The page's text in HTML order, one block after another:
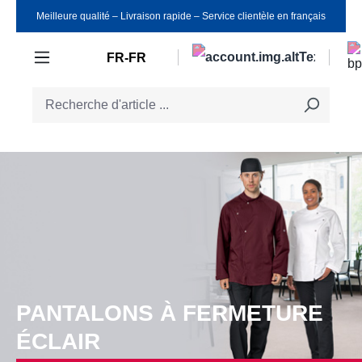
Passer au contenu principal
Meilleure qualité ‒ Livraison rapide ‒ Service clientèle en français
FR-FR
PANTALONS À FERMETURE
ÉCLAIR